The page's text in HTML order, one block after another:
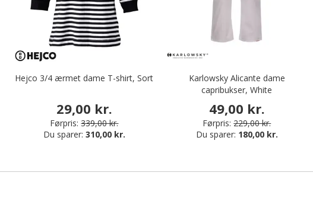
Hejco 3/4 ærmet dame T-shirt, Sort
29,00 kr.
Førpris: 339,00 kr.
Du sparer: 310,00 kr.
Karlowsky Alicante dame
capribukser, White
49,00 kr.
Førpris: 229,00 kr.
Du sparer: 180,00 kr.